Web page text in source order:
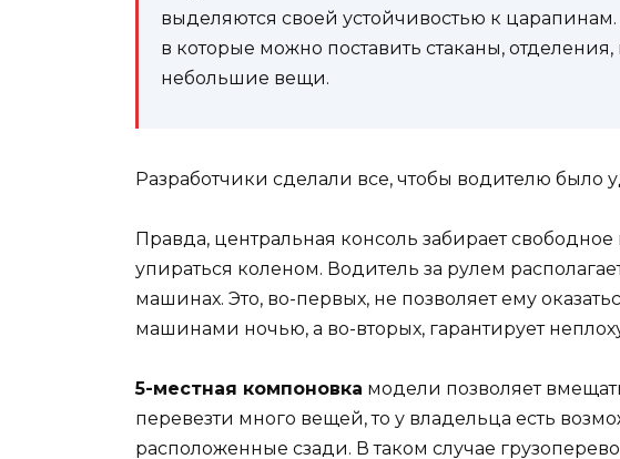
выделяются своей устойчивостью к
в которые можно поставить стаканы,
небольшие вещи.
Разработчики сделали все, чтобы водителю было
Правда, центральная консоль забирает свободное
упираться коленом. Водитель за рулем
машинах. Это, во-первых, не позволяет ему
машинами ночью, а во-вторых, гарантирует
5-местная компоновка модели позволяет
перевезти много вещей, то у владельца есть
расположенные сзади. В таком случае